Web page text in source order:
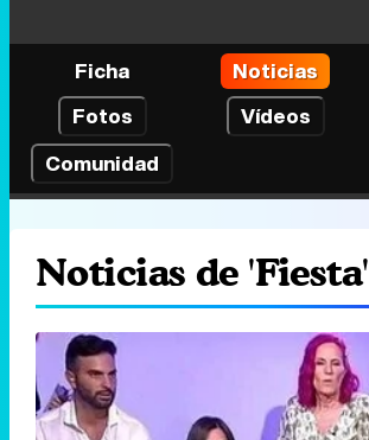
Ficha Noticias
Fotos
Vídeos
Comunidad
Noticias de 'Fiesta'